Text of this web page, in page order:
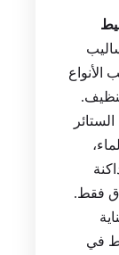
فقط.
في